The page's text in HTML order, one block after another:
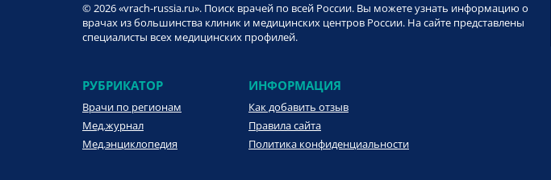
© 2026 «vrach-russia.ru». Поиск врачей по всей России. Вы можете узнать информацию о
врачах из большинства клиник и медицинских центров России. На сайте представлены
специалисты всех медицинских профилей.
РУБРИКАТОР
Врачи по регионам
Мед.журнал
Мед.энциклопедия
ИНФОРМАЦИЯ
Как добавить отзыв
Правила сайта
Политика конфиденциальности